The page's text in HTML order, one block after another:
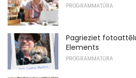
PROGRAMMATŪRA
Pagrieziet
Elements
PROGRAMMATŪRA